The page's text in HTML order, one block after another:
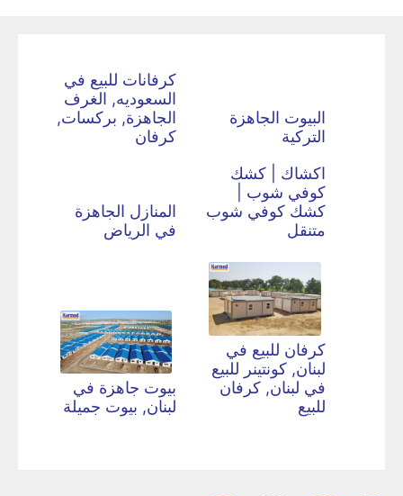
البيوت الجاهزة
التركية
كرفانات للبيع في
السعوديه, الغرف
الجاهزة, بركسات,
كرفان
اكشاك | كشك
كوفي شوب |
كشك كوفي شوب
متنقل
المنازل الجاهزة
في الرياض
كرفان للبيع في
لبنان, كونتينر للبيع
في لبنان, كرفان
للبيع
بيوت جاهزة في
لبنان, بيوت جميلة